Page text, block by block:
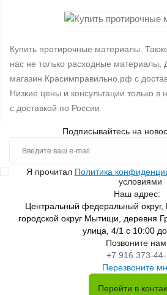
Купить протирочные материалы.
нас не только расходные материалы,
магазин Красимправильно.рф с
Низкие цены и консультации только в
с доставкой по России
Подписывайтесь на
Я прочитал Политика
условиями
Наш адрес:
Центральный федеральный округ,
городской округ Мытищи, деревня
улица, 4/1 с 10:00
Позвоните
+7 916 373-
Перезвоните
Перейти в